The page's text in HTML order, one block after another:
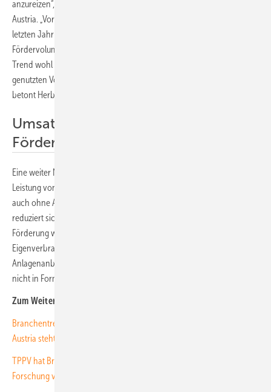
anzureizen“, sagt Herbert Paierl, Vorstandsvorsitzender von PV
Austria. „Vor allem bei der Marktprämienförderung wurden bereits im
letzten Jahr nur rund 35 Prozent der ausgeschriebenen
Fördervolumen beantragt. Reduzierte Fördersätze werden diesem
Trend wohl nicht gegensteuern. Erfreulich ist aber, dass die nicht
genutzten Volumen dieses Jahr zusätzlich zur Verfügung stehen“,
betont Herbert Paierl.
Umsatzsteuerbefreiung ohne
Förderantrag
Eine weiter Neuerung gilt für dieses Jahr schon. Anlagen mit einer
Leistung von bis zu 35 Kilowatt sind von der Umsatzsteuer befreit –
auch ohne Antragstellung für eine Fördeurung. Der Rechnungsbetrag
reduziert sich automatisch. Damit sind diese auch komplett ohne
Förderung wirtschaftlich, wenn der Generator vor allem zum
Eigenverbrauch genutzt wird. Voraussetzung ist, dass die
Anlagenanbieter diese Umsatzbefreiung auch weitergeben und sie
nicht in Form von höheren Anlagenpreisen wieder absorbieren. (su)
Zum Weiterlesen:
Branchentreffen in Wien: Programm für Frühjahrstagung von PV
Austria steht
TPPV hat Broschüre zur österreichischen Solarproduktion und PV-
Forschung veröffentlicht